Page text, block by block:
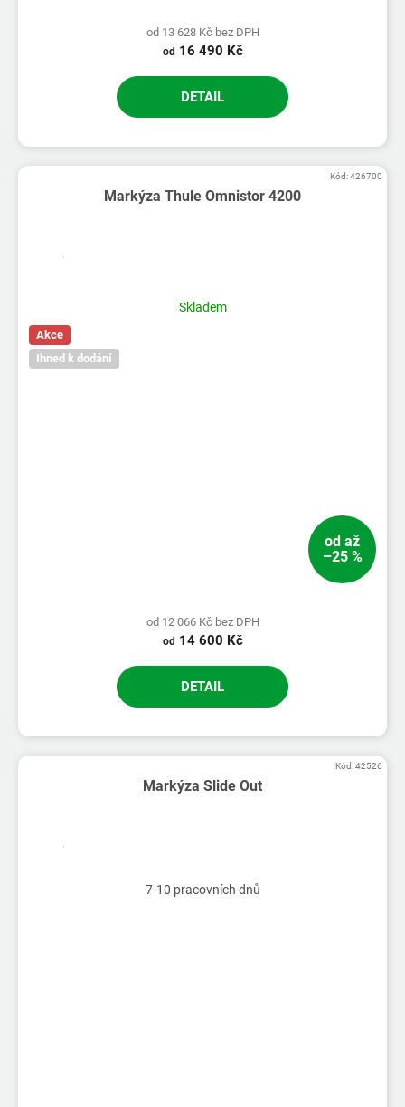
od 13 628 Kč bez DPH
od 16 490 Kč
DETAIL
Markýza Thule Omnistor 4200
produktu
Skladem
Akce
Ihned k dodání
od až
–25 %
od 12 066 Kč bez DPH
od 14 600 Kč
DETAIL
Kód:426700
Markýza Slide Out
7-10 pracovních dnů
Kód:42526